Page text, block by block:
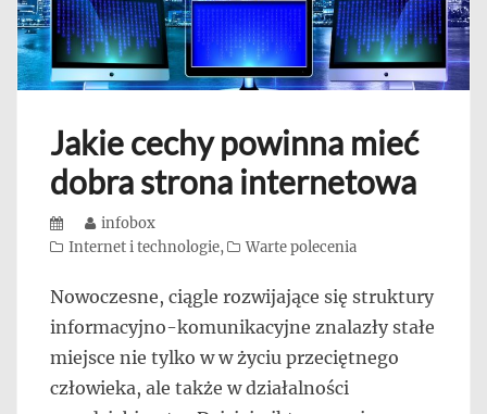
Jakie cechy powinna mieć
dobra strona internetowa
Posted
on
Author
infobox
Categories
Internet i technologie, Warte polecenia
Nowoczesne, ciągle rozwijające się struktury
informacyjno-komunikacyjne znalazły stałe
miejsce nie tylko w w życiu przeciętnego
człowieka, ale także w działalności